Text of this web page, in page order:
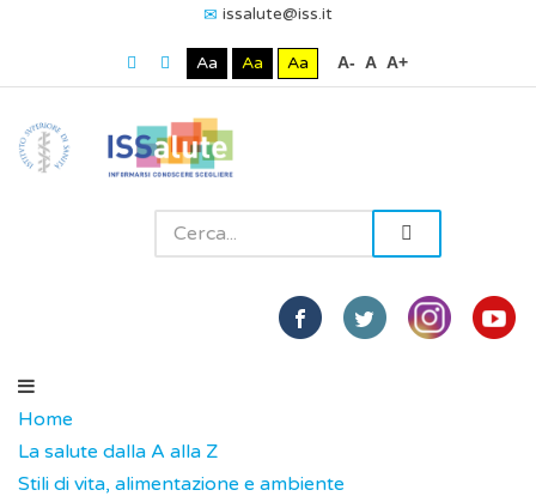
issalute@iss.it
Aa Aa Aa A- A A+
Home
La salute dalla A alla Z
Stili di vita, alimentazione e ambiente